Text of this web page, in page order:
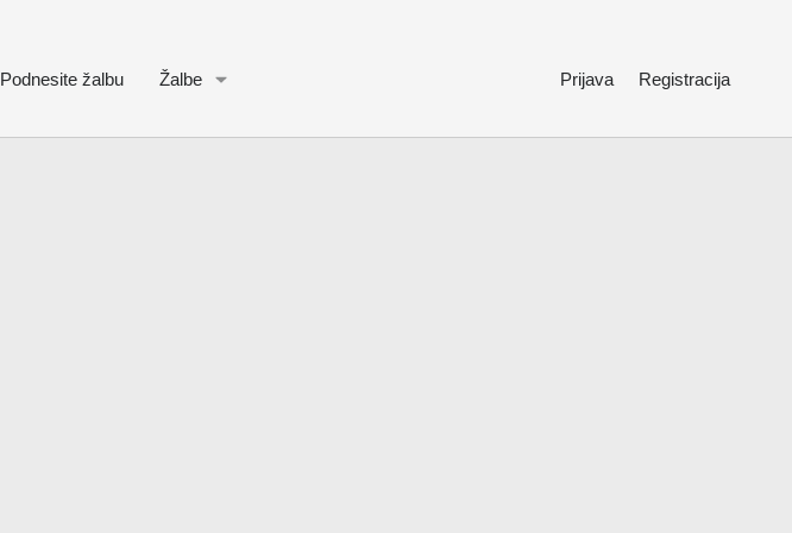
Podnesite žalbu Žalbe Prijava Registracija